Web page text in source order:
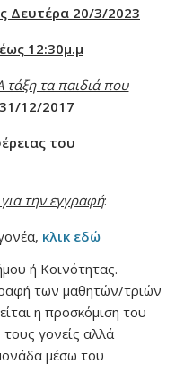
Δευτέρα 20/3/2023
12:30μ.μ
τάξη τα παιδιά που
31/12/2017
του
την εγγραφή:
κλικ εδώ
ή Κοινότητας.
των μαθητών/τριών
η προσκόμιση του
γονείς αλλά
μέσω του